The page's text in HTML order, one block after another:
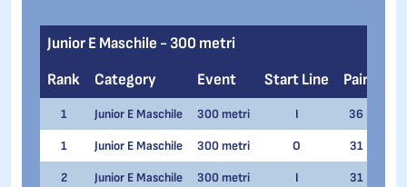
Junior E Maschile - 300 metri
Rank
Category Event Start Line Pair
1 Junior E Maschile 300 metri I 36
1 Junior E Maschile 300 metri O 31
2 Junior E Maschile 300 metri I 31